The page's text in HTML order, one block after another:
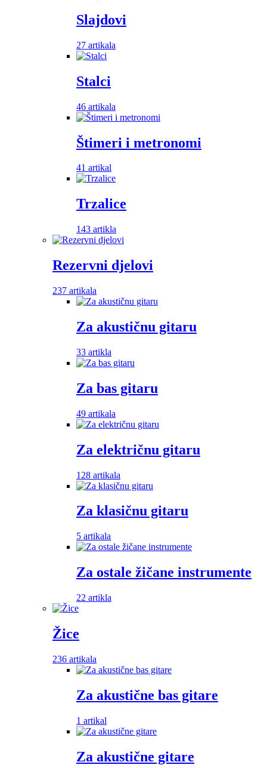
Slajdovi
27 artikala
Stalci
46 artikala
Štimeri i metronomi
41 artikal
Trzalice
143 artikla
Rezervni djelovi
237 artikala
Za akustičnu gitaru
33 artikla
Za bas gitaru
49 artikala
Za električnu gitaru
128 artikala
Za klasičnu gitaru
5 artikala
Za ostale žičane instrumente
22 artikla
Žice
236 artikala
Za akustične bas gitare
1 artikal
Za akustične gitare